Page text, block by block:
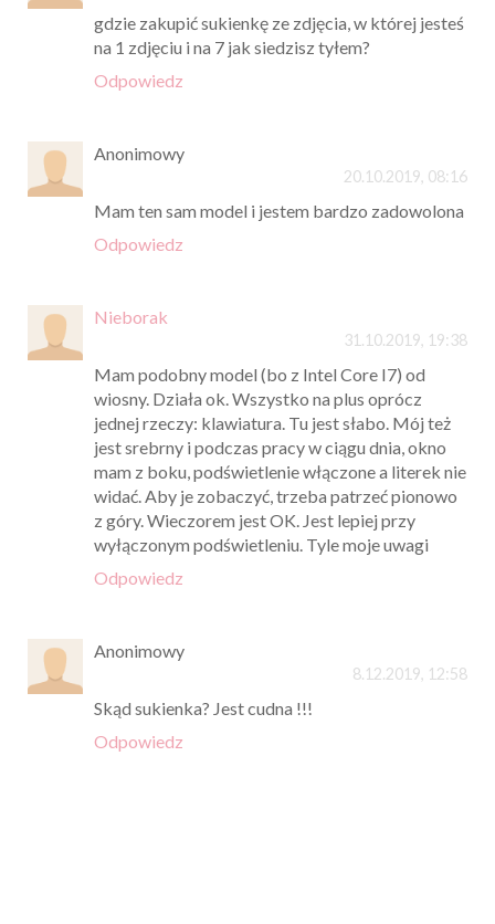
gdzie zakupić sukienkę ze zdjęcia, w której jesteś
na 1 zdjęciu i na 7 jak siedzisz tyłem?
Odpowiedz
Anonimowy
20.10.2019, 08:16
Mam ten sam model i jestem bardzo zadowolona
Odpowiedz
Nieborak
31.10.2019, 19:38
Mam podobny model (bo z Intel Core I7) od
wiosny. Działa ok. Wszystko na plus oprócz
jednej rzeczy: klawiatura. Tu jest słabo. Mój też
jest srebrny i podczas pracy w ciągu dnia, okno
mam z boku, podświetlenie włączone a literek nie
widać. Aby je zobaczyć, trzeba patrzeć pionowo
z góry. Wieczorem jest OK. Jest lepiej przy
wyłączonym podświetleniu. Tyle moje uwagi
Odpowiedz
Anonimowy
8.12.2019, 12:58
Skąd sukienka? Jest cudna !!!
Odpowiedz